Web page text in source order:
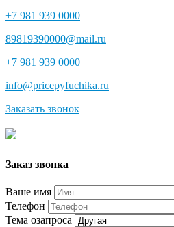
+7 981 939 0000
89819390000@mail.ru
+7 981 939 0000
info@pricepyfuchika.ru
Заказать звонок
Заказ звонка
Ваше имя
Телефон
Тема озапроса